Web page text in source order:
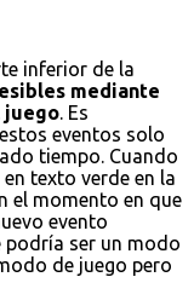
inferior de la
mediante
juego. Es
eventos solo
tiempo. Cuando
texto verde en la
el momento en que
evento
podría ser un modo
de juego pero